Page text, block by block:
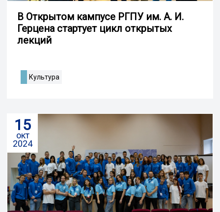
В Открытом кампусе РГПУ им. А. И.
Герцена стартует цикл открытых
лекций
Культура
15
окт
2024